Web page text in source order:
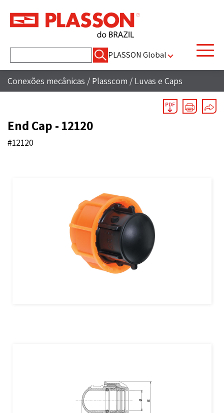
por:
PLASSON Global
Conexões mecânicas / Plasscom / Luvas e Caps
End Cap - 12120
#12120